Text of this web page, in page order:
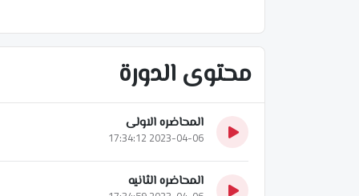
محتوى الدورة
المحاضره الاولى
2023-04-06 17:34:12
المحاضره الثانيه